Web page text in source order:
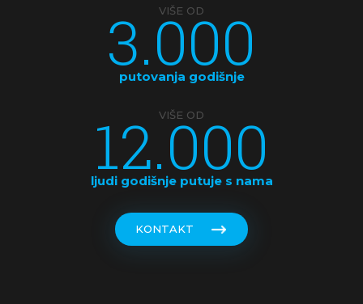
VIŠE OD
3.000
putovanja godišnje
VIŠE OD
12.000
ljudi godišnje putuje s nama
KONTAKT